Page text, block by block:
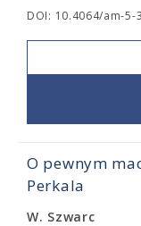
DOI: 10.4064/am-5-
O pewnym
Perkala
W. Szwarc